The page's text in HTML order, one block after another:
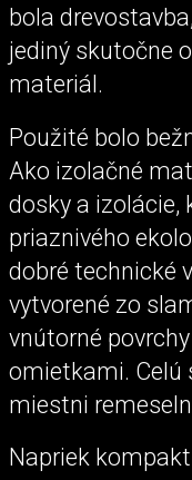
bola
jediný skutočne
materiál.
Použité bolo
Ako izolačné
dosky a izolácie,
priaznivého
dobré technické
vytvorené zo
vnútorné
omietkami. Celú
miestni
Napriek